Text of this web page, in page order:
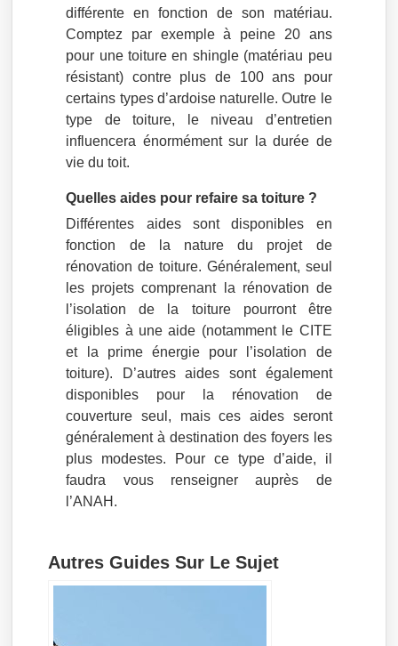
différente en fonction de son matériau.
Comptez par exemple à peine 20 ans
pour une toiture en shingle (matériau peu
résistant) contre plus de 100 ans pour
certains types d’ardoise naturelle. Outre le
type de toiture, le niveau d’entretien
influencera énormément sur la durée de
vie du toit.
Quelles aides pour refaire sa toiture ?
Différentes aides sont disponibles en
fonction de la nature du projet de
rénovation de toiture. Généralement, seul
les projets comprenant la rénovation de
l’isolation de la toiture pourront être
éligibles à une aide (notamment le CITE
et la prime énergie pour l’isolation de
toiture). D’autres aides sont également
disponibles pour la rénovation de
couverture seul, mais ces aides seront
généralement à destination des foyers les
plus modestes. Pour ce type d’aide, il
faudra vous renseigner auprès de
l’ANAH.
Autres Guides Sur Le Sujet